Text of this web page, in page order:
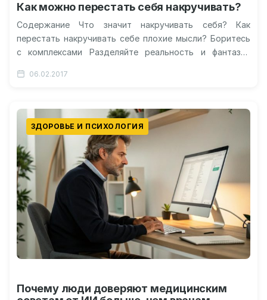
Как можно перестать себя накручивать?
Содержание Что значит накручивать себя? Как
перестать накручивать себе плохие мысли? Боритесь
с комплексами Разделяйте реальность и фантазии
перестать…
06.02.2017
ЗДОРОВЬЕ И ПСИХОЛОГИЯ
Почему люди доверяют медицинским